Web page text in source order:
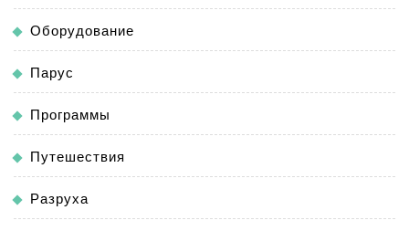
Оборудование
Парус
Программы
Путешествия
Разруха